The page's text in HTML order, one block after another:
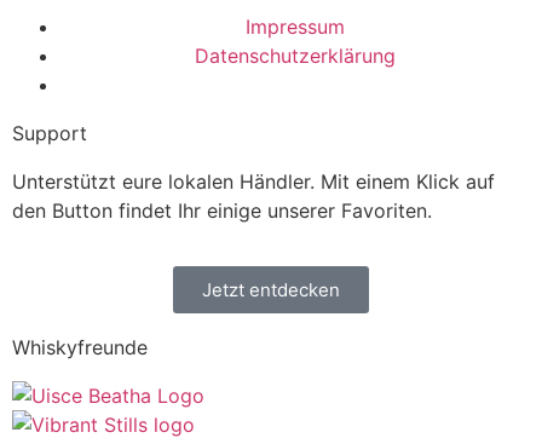
Impressum
Datenschutzerklärung
Support
Unterstützt eure lokalen Händler. Mit einem Klick auf
den Button findet Ihr einige unserer Favoriten.
Jetzt entdecken
Whiskyfreunde